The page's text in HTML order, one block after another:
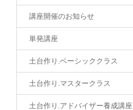
講座開催のお知らせ
単発講座
土台作り.ベーシッククラス
土台作り.マスタークラス
土台作り.アドバイザー養成講座